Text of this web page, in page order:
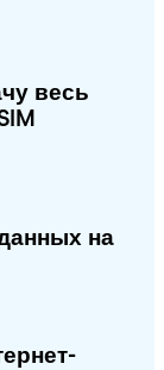
весь
на